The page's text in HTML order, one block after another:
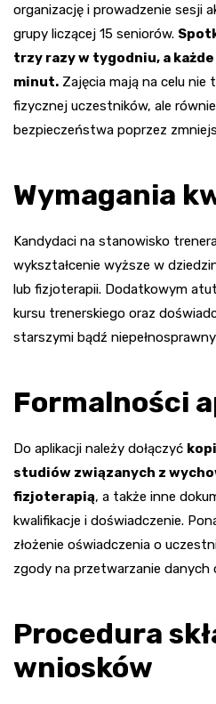
organizację i prowadzenie sesji
grupy liczącej 15 seniorów.
trzy razy w tygodniu, a
minut. Zajęcia mają na celu nie
fizycznej uczestników, ale
bezpieczeństwa poprzez
Wymagania
Kandydaci na stanowisko
wykształcenie wyższe w
lub fizjoterapii. Dodatkowym
kursu trenerskiego oraz
starszymi bądź
Formalności
Do aplikacji należy dołączyć
studiów związanych z
fizjoterapią, a także inne
kwalifikacje i doświadczenie.
złożenie oświadczenia o
zgody na przetwarzanie danych
Procedura
wniosków